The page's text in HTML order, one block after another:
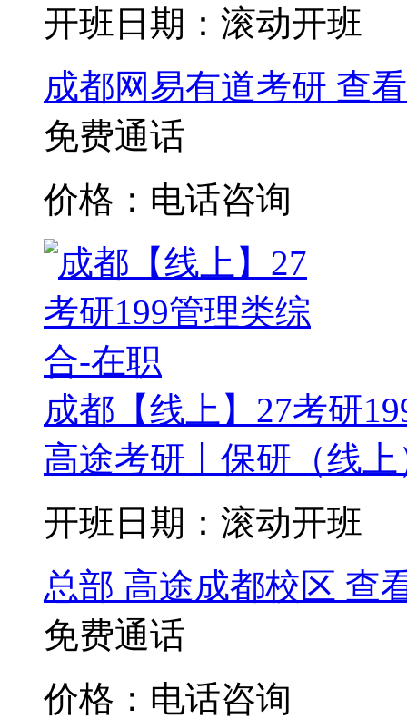
开班日期：滚动开班
成都网易有道考研 查
免费通话
价格：电话咨询
成都【线上】27考研
高途考研丨保研（线
开班日期：滚动开班
总部 高途成都校区 查
免费通话
价格：电话咨询